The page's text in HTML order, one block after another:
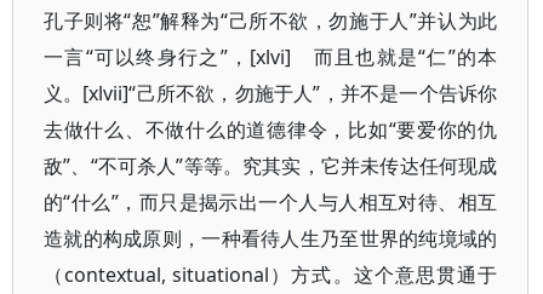
孔子则将“恕”解释为“己所不欲，勿施于人”并认为此
一言“可以终身行之”，[xlvi] 而且也就是“仁”的本
义。[xlvii]“己所不欲，勿施于人”，并不是一个告诉你
去做什么、不做什么的道德律令，比如“要爱你的仇
敌”、“不可杀人”等等。究其实，它并未传达任何现成
的“什么”，而只是揭示出一个人与人相互对待、相互
造就的构成原则，一种看待人生乃至世界的纯境域的
（contextual, situational）方式。这个意思贯通于